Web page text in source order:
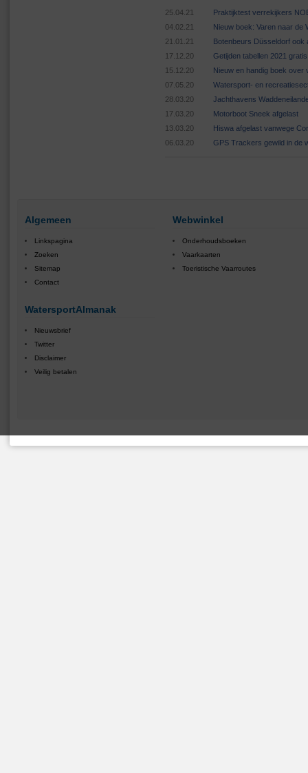
25.04.21
Praktijktest verrekijkers
04.02.21
Nieuw boek: Varen naar de
21.01.21
Botenbeurs Düsseldorf ook
17.12.20
Getijden tabellen 2021
15.12.20
Nieuw en handig boek over
07.05.20
Watersport- en
28.03.20
Jachthavens
17.03.20
Motorboot Sneek afgelast
13.03.20
Hiswa afgelast vanwege
06.03.20
GPS Trackers gewild in de
Algemeen
Linkspagina
Zoeken
Sitemap
Contact
WatersportAlmanak
Nieuwsbrief
Twitter
Disclaimer
Veilig betalen
Webwinkel
Onderhoudsboeken
Vaarkaarten
Toeristische Vaarroutes